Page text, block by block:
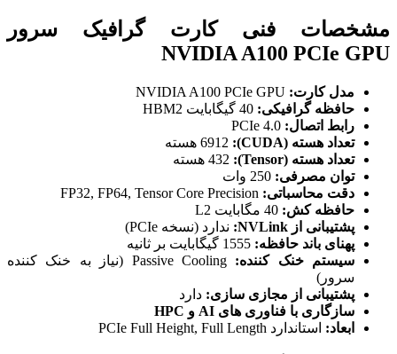
مشخصات فنی کارت گرافیک سرور
NVIDIA A100 PCIe GPU
مدل کارت:
حافظه گرافیکی:
رابط اتصال:
تعداد هسته (CUDA):
تعداد هسته (Tensor):
توان مصرفی:
دقت محاسباتی:
حافظه کش:
پشتیبانی از NVLink:
ندارد (نسخه PCIe)
پهنای باند حافظه:
سیستم خنک کننده:
Passive Cooling (نیاز به خنک کننده
سرور)
پشتیبانی از مجازی سازی: دارد
سازگاری با فناوری های AI و HPC
ابعاد: استاندارد PCIe Full Height, Full Length